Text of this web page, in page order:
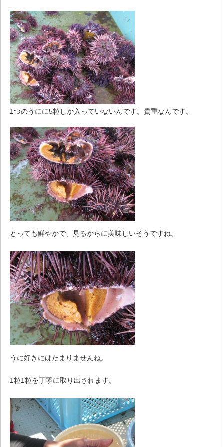
1つのうにに5粒しか入っていないんです。貴重なんです。
とっても鮮やかで、見るからに美味しいそうですね。
うに好きにはたまりませんね。
1粒1粒を丁寧に取り出されます。